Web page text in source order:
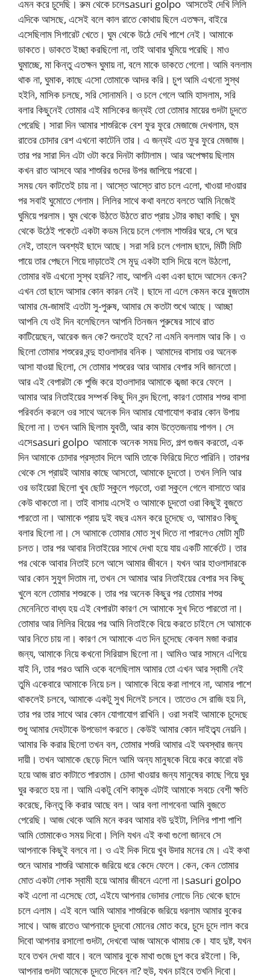
এমন করে চুদেছি। রুম থেকে চলেsasuri golpo আসতেই দেখি লিলি
এদিকে আসছে, এসেই বলে কাল রাতে কোথায় ছিলে এতক্ষন, বাইরে
এসেছিলাম সিগারেট খেতে। ঘুম থেকে উঠে দেখি পাশে নেই। আমাকে
ডাকতে। ডাকতে ইচ্ছা করছিলো না, তাই আবার ঘুমিয়ে পরেছি। মাও
ঘুমাচ্ছে, মা কিন্তু এতক্ষন ঘুমায় না, বলে মাকে ডাকতে গেলো। আমি বললাম
থাক না, ঘুমাক, কাছে এসো তোমাকে আদর করি। চুপ আমি এখনো সুস্থ
হইনি, মাসিক চলছে, সরি সোনামনি। ও চলে গেলে আমি হাসলাম, সরি
বলার কিছুনেই তোমার এই মাসিকের জন্যই তো তোমার মায়ের গুদটা চুদতে
পেরেছি। সারা দিন আমার শাশুরিকে বেশ ফুর ফুরে মেজাজে দেখলাম, হুম
রাতের চোদার রেশ এখনো কাটেনি তার। এ জন্যই এত ফুর ফুরে মেজাজ।
তার পর সারা দিন এটা ওটা করে দিনটা কাটালাম। আর অপেক্ষায় ছিলাম
কখন রাত আসবে আর শাশুরির গুদের উপর জাপিয়ে পরবো।
সময় যেন কাটতেই চায় না। আস্তে আস্তে রাত চলে এলো, খাওয়া দাওয়ার
পর সবাই ঘুমোতে গেলাম। লিলির সাথে কথা বলতে বলতে আমি নিজেই
ঘুমিয়ে পরলাম। ঘুম থেকে উঠতে উঠতে রাত প্রায় ১টার কাছা কাছি। ঘুম
থেকে উঠেই পকেটে একটা কডম নিয়ে চলে গেলাম শাশুরির ঘরে, সে ঘরে
নেই, তাহলে অবশ্যই ছাদে আছে। সরা সরি চলে গেলাম ছাদে, মিটী মিটি
পায়ে তার পেছনে গিয়ে দাড়াতেই সে মূদু একটা হাসি দিয়ে বলে উঠলো,
তোমার বউ এখনো সুস্থ হয়নি? নাহ, আপনি একা একা ছাদে আসেন কেন?
এখন তো ছাদে আসার কোন কারন নেই। ছাদে না এলে কেমন করে বুজতাম
আমার মে-জামাই এতটা সু-পুরুষ, আমার মে কতটা শুখে আছে। আচ্ছা
আপনি যে ওই দিন বলেছিলেন আপনি তিনজন পুরুষের সাথে রাত
কাটিয়েছেন, আরেক জন কে? শুনতেই হবে? না এমনি বললাম আর কি। ও
ছিলো তোমার শশুরের বন্দু হাওলাদার বনিক। আমাদের বাসায় ওর অনেক
আসা যাওয়া ছিলো, সে তোমার শশুরের আর আমার বেপার সবি জানতো।
আর এই বেপারটা কে পুজি করে হাওলাদার আমাকে কব্জা করে ফেলে ।
আমার আর নিতাইয়ের সম্পর্ক কিছু দিন বন্দ ছিলো, কারণ তোমার শশুর বাসা
পরিবর্তন করলে ওর সাথে অনেক দিন আমার যোগাযোগ করার কোন উপায়
ছিলো না। তখন আমি ছিলাম যুবতী, আর কাম উত্তেজনায় পাগল। সে
এসেsasuri golpo আমাকে অনেক সময় দিত, গল্প গুজব করতো, এক
দিন আমাকে চোদার প্রস্তাব দিলে আমি তাকে ফিরিয়ে দিতে পারিনি। তারপর
থেকে সে প্রায়ই আমার কাছে আসতো, আমাকে চুদতো। তখন লিলি আর
ওর ভাইয়েরা ছিলো খুব ছোট স্কুলে পড়তো, ওরা স্কুলে গেলে বাসাতে আর
কেউ থাকতো না। তাই বাসায় এসেই ও আমাকে চুদতো ওরা কিছুই বুজতে
পারতো না। আমাকে প্রায় দুই বছর এমন করে চুদেছে ও, আমারও কিছু
বলার ছিলো না। সে আমাকে তোমার মোত সুখ দিতে না পারলেও মোটা মুটি
চলত। তার পর আবার নিতাইয়ের সাথে দেখা হয়ে যায় একটি মার্কেটে। তার
পর থেকে আবার নিতাই চলে আসে আমার জীবনে। যখন আর হাওলাদারকে
আর কোন সুযুগ দিতাম না, তখন সে আমার আর নিতাইয়ের বেপার সব কিছু
খুলে বলে তোমার শশুরকে। তার পর অনেক কিছুর পর তোমার শশুর
মেনেনিতে বাধ্য হয় এই বেপারটা কারণ সে আমাকে সুখ দিতে পারতো না।
তোমার আর লিলির বিয়ের পর আমি নিতাইকে বিয়ে করতে চাইলে সে আমাকে
আর নিতে চায় না। কারণ সে আমাকে এত দিন চুদেছে কেবল মজা করার
জন্য, আমাকে নিয়ে কখনো সিরিয়াস ছিলো না। আমিও আর সামনে এগিয়ে
যাই নি, তার পরও আমি ওকে বলেছিলাম আমার তো এখন আর স্বামী নেই
তুমি একেবারে আমাকে নিয়ে চল। আমাকে বিয়ে করা লাগবে না, আমার পাশে
থাকলেই চলবে, আমাকে একটু সুখ দিলেই চলবে। তাতেও সে রাজি হয় নি,
তার পর তার সাথে আর কোন যোগাযোগ রাখিনি। ওরা সবাই আমাকে চুদেছে
শুধু আমার দেহটাকে উপভোগ করতে। কেউই আমার কোন দাইত্ব্য নেয়নি।
আমার কি করার ছিলো তখন বল, তোমার শশুরি আমার এই অবস্থার জন্য
দায়ী। তখন আমাকে ছেড়ে দিলে আমি অন্য মানুষকে বিয়ে করে কারো বউ
হয়ে আজ রাত কাটাতে পারতাম। চোদা খাওয়ার জন্য মানুষের কাছে গিয়ে ঘুর
ঘুর করতে হয় না। আমি একটু বেশি কামুক এটাই আমাকে সবচে বেশী ক্ষতি
করেছে, কিন্তু কি করার আছে বল। আর বলা লাগবেনা আমি বুজতে
পেরেছি। আজ থেকে আমি মনে করব আমার বউ দুইটা, লিলির পাশা পাশি
আমি তোমাকেও সময় দিবো। লিলি যখন এই কথা গুলো জানবে সে
আপনাকে কিছুই বলবে না। ও এই দিক দিয়ে খুব উদার মনের মে। এই কথা
শুনে আমার শাশুরি আমাকে জরিয়ে ধরে কেদে ফেলে। কেন, কেন তোমার
মোত একটা লোক স্বামী হয়ে আমার জীবনে এলো না।sasuri golpo
কই এলো না এসেছে তো, এইযে আপনার ভোদার লোভে নিচ থেকে ছাদে
চলে এলাম। এই বলে আমি আমার শাশুরিকে জরিয়ে ধরলাম আমার বুকের
সাথে। আজ রাতেও আপনাকে চুদবো মোনের মোত করে, চুদে চুদে লাল করে
দিবো আপনার রসালো গুদটা, দেখবো আজ আমকে থামায় কে। যাহ দুষ্ট, যখন
হবে তখন দেখা যাবে। বলে আমার বুকে মাথা গুজে চুপ করে রইলো। কি,
আপনার গুদটা আমেকে চুদতে দিবেন না? হুউ, যখন চাইবে তখনি দিবো।